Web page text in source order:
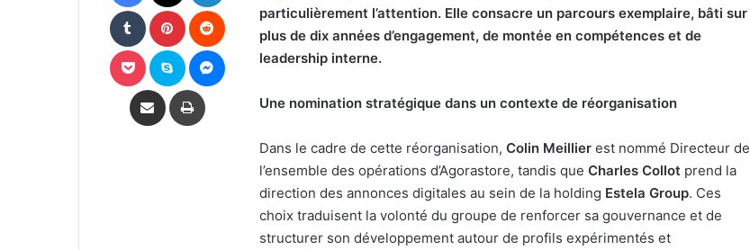
particulièrement l’attention. Elle consacre un parcours exemplaire, bâti sur
plus de dix années d’engagement, de montée en compétences et de
leadership interne.
Une nomination stratégique dans un contexte de réorganisation
Dans le cadre de cette réorganisation, Colin Meillier est nommé Directeur de
l’ensemble des opérations d’Agorastore, tandis que Charles Collot prend la
direction des annonces digitales au sein de la holding Estela Group. Ces
choix traduisent la volonté du groupe de renforcer sa gouvernance et de
structurer son développement autour de profils expérimentés et
Tumblr Pinterest
Pocket Skype
Partager par email Imprimer